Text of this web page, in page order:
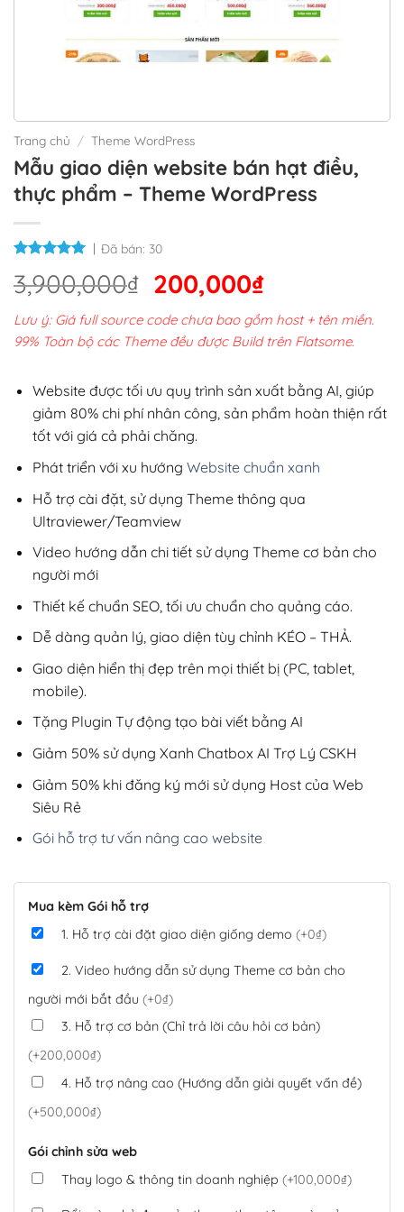
Trang chủ / Theme WordPress
Mẫu giao diện website bán hạt điều,
thực phẩm – Theme WordPress
Đã bán: 30
3,900,000₫ Giá
gốc
là:
3,900,000₫.
200,000₫Giá
hiện
tại
200,000₫.
Lưu ý: Giá full source code chưa bao gồm host + tên miền.
99% Toàn bộ các Theme đều được Build trên Flatsome.
Website được tối ưu quy trình sản xuất bằng AI, giúp
giảm 80% chi phí nhân công, sản phẩm hoàn thiện rất
tốt với giá cả phải chăng.
Phát triển với xu hướng Website chuẩn xanh
Hỗ trợ cài đặt, sử dụng Theme thông qua
Ultraviewer/Teamview
Video hướng dẫn chi tiết sử dụng Theme cơ bản cho
người mới
Thiết kế chuẩn SEO, tối ưu chuẩn cho quảng cáo.
Dễ dàng quản lý, giao diện tùy chỉnh KÉO – THẢ.
Giao diện hiển thị đẹp trên mọi thiết bị (PC, tablet,
mobile).
Tặng Plugin Tự động tạo bài viết bằng AI
Giảm 50% sử dụng Xanh Chatbox AI Trợ Lý CSKH
Giảm 50% khi đăng ký mới sử dụng Host của Web
Siêu Rẻ
Gói hỗ trợ tư vấn nâng cao website
Mua kèm Gói hỗ trợ
1. Hỗ trợ cài đặt giao diện giống demo (+0₫)
2. Video hướng dẫn sử dụng Theme cơ bản cho
người mới bắt đầu (+0₫)
3. Hỗ trợ cơ bản (Chỉ trả lời câu hỏi cơ bản)
(+200,000₫)
4. Hỗ trợ nâng cao (Hướng dẫn giải quyết vấn đề)
(+500,000₫)
Gói chỉnh sửa web
Thay logo & thông tin doanh nghiệp (+100,000₫)